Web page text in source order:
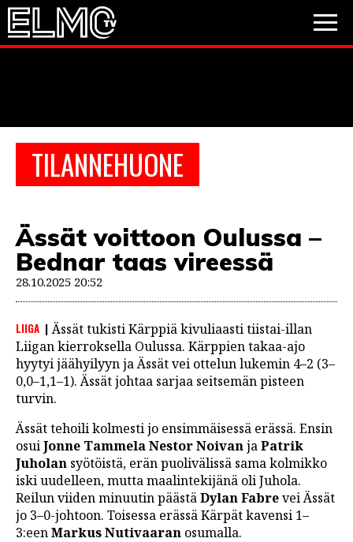
TILANNEHUONE
Ässät voittoon Oulussa –
Bednar taas vireessä
28.10.2025 20:52
LIIGA
Ässät tukisti Kärppiä kivuliaasti tiistai-illan
Liigan kierroksella Oulussa. Kärppien takaa-ajo
hyytyi jäähyilyyn ja Ässät vei ottelun lukemin 4–2 (3–
0,0–1,1–1). Ässät johtaa sarjaa seitsemän pisteen
turvin.
Ässät tehoili kolmesti jo ensimmäisessä erässä. Ensin
osuiJonne Tammela Nestor NoivanjaPatrik
Juholan syötöistä, erän puolivälissä sama kolmikko
iski uudelleen, mutta maalintekijänä oli Juhola.
Reilun viiden minuutin päästäDylan Fabrevei Ässät
jo 3–0-johtoon. Toisessa erässä Kärpät kavensi 1–
3:eenMarkus Nutivaaran osumalla.
PESÄPALLO
VIDEOT
JALKAPALLO
EM2021
Huuhkajat
Veikkausliiga
JÄÄKIEKKO
PESÄPALLO
F1
LINTU VAI KALA
46 DENTON ROAD
VIDEOT
PODCASTIT
KOLUMNIT